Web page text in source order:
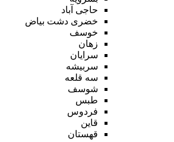
حاجی آباد
خضری دشت بیاض
خوسف
زهان
سرایان
سربیشه
سه قلعه
شوسف
طبس
فردوس
قاین
قهستان